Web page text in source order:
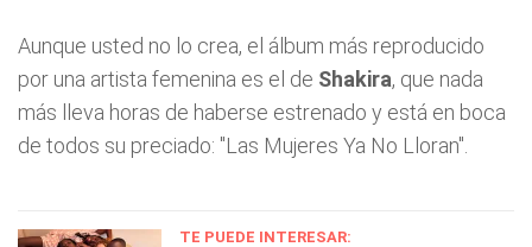
Aunque usted no lo crea, el álbum más reproducido
por una artista femenina es el de Shakira, que nada
más lleva horas de haberse estrenado y está en boca
de todos su preciado: "Las Mujeres Ya No Lloran".
TE PUEDE INTERESAR: